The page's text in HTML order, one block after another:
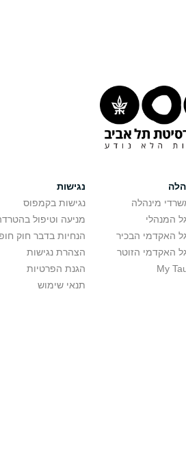
מינהלה
המנהלי
האקדמי הבכיר
האקדמי הזוטר
נגישות
נגישות בקמפוס
מניעה וטיפול
הנחיות בדבר חוק
הצהרת נגישות
הגנת הפרטיות
תנאי שימוש